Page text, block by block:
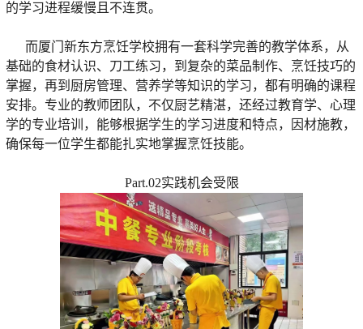
的学习进程缓慢且不连贯。
而厦门新东方烹饪学校拥有一套科学完善的教学体系，从
基础的食材认识、刀工练习，到复杂的菜品制作、烹饪技巧的
掌握，再到厨房管理、营养学等知识的学习，都有明确的课程
安排。专业的教师团队，不仅厨艺精湛，还经过教育学、心理
学的专业培训，能够根据学生的学习进度和特点，因材施教，
确保每一位学生都能扎实地掌握烹饪技能。
Part.02实践机会受限